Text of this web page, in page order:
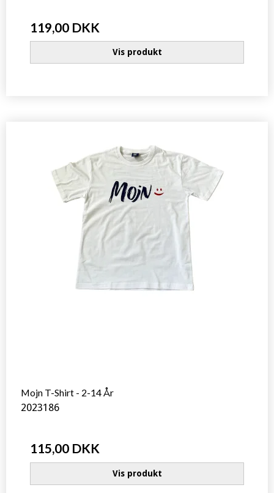
119,00 DKK
Vis produkt
Mojn T-Shirt - 2-14 År
2023186
115,00 DKK
Vis produkt